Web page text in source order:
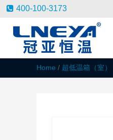
400-100-3173
Home / 超低温箱（室）